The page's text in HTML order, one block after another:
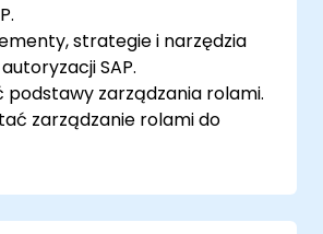
strategie i narzędzia
SAP.
podstawy zarządzania rolami.
zarządzanie rolami do